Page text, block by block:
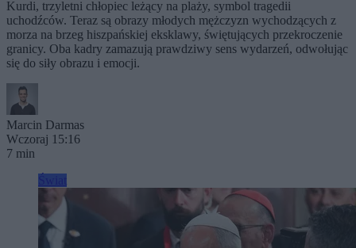
Kurdi, trzyletni chłopiec leżący na plaży, symbol tragedii
uchodźców. Teraz są obrazy młodych mężczyzn wychodzących z
morza na brzeg hiszpańskiej eksklawy, świętujących przekroczenie
granicy. Oba kadry zamazują prawdziwy sens wydarzeń, odwołując
się do siły obrazu i emocji.
Marcin Darmas
Wczoraj 15:16
7 min